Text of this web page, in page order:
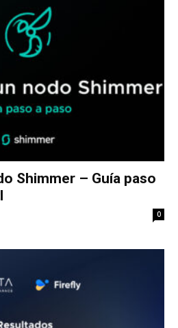
Shimmer – Guía paso
0